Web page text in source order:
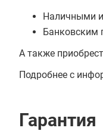
Наличными
Банковским
А также
Подробнее с
Гарантия